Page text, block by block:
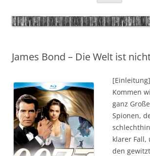
James Bond – Die Welt ist
[Einleitung]
Kommen
ganz
Spionen,
klarer Fall,
den